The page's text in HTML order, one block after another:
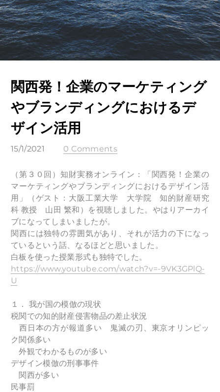
関西発！企業のマーケティング
やブランディングにおけるデ
ザイン活用
15/1/2021 0 Comments
（第３０回）知財実務オンライン：「関西発！企業の
マーケティングやブランディングにおけるデザイン活
用」（ゲスト：大阪工業大学 大学院 知的財産研究
科 教授 山田 繁和）を視聴しました。やはりアーカイ
ブになってしまいましたが。
関西には独特の雰囲気があり、それが活力の下になっ
ているという話、なるほどと思いました。
白板を使った授業形式も独特でした。
https://www.youtube.com/watch?v=-9VK3GPlQ-
U
１．
我が国の模倣の現状
税関での知的財産侵害物品の差止状況
西日本の方が報道多い 鬼滅の刃、東京オリンピッ
ク関係多い
外観でわかるものが多い
デザイン模倣の刑事事件
関西が多い
民事罰